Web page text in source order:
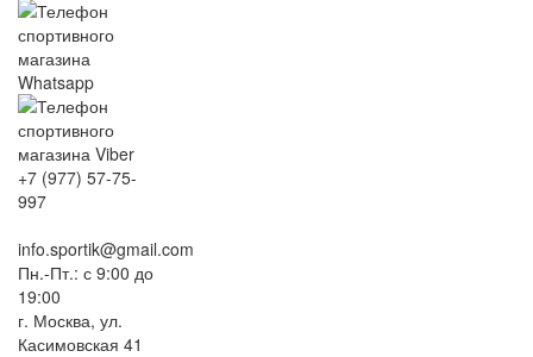
+7 (977) 57-75-
997
info.sportik@gmail.com
Пн.-Пт.: с 9:00 до
19:00
г. Москва, ул.
Касимовская 41